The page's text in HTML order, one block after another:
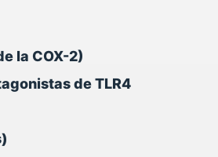
la COX-2)
de TLR4